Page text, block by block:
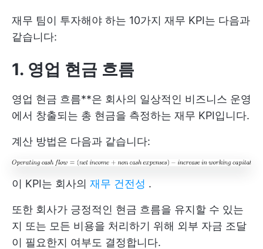
재무 팀이 투자해야 하는 10가지 재무 KPI는 다음과
같습니다:
1. 영업 현금 흐름
영업 현금 흐름**은 회사의 일상적인 비즈니스 운영
에서 창출되는 총 현금을 측정하는 재무 KPI입니다.
계산 방법은 다음과 같습니다:
이 KPI는 회사의 재무 건전성 .
또한 회사가 긍정적인 현금 흐름을 유지할 수 있는
지 또는 모든 비용을 처리하기 위해 외부 자금 조달
이 필요한지 여부도 결정합니다.